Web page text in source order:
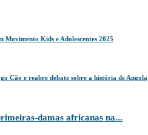
Kids e Adolescentes 2025
Cão e reabre debate sobre a história de Angola
damas africanas na...